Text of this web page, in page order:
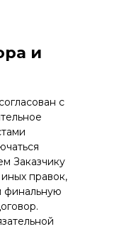
и
с
Заказчику
правок,
финальную